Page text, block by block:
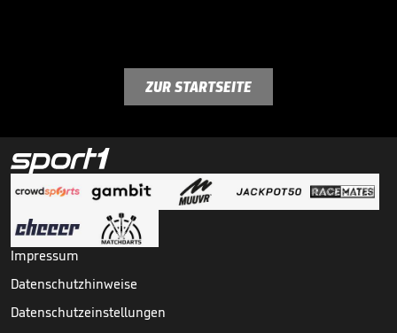
ZUR STARTSEITE
Impressum
Datenschutzhinweise
Datenschutzeinstellungen